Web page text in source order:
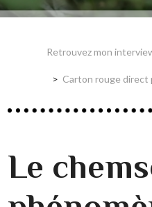
Retrouvez mon
Carton rouge direct
Le